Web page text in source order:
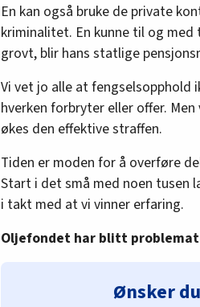
En kan også bruke de private
kriminalitet. En kunne til og med
grovt, blir hans statlige
Vi vet jo alle at fengselsopphold
hverken forbryter eller offer.
økes den effektive straffen.
Tiden er moden for å overføre
Start i det små med noen tusen
i takt med at vi vinner erfaring.
Oljefondet har blitt
Ønsker